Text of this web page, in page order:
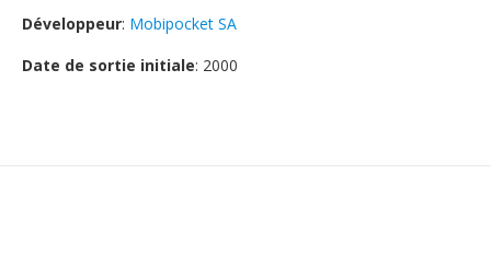
Développeur: Mobipocket SA
Date de sortie initiale: 2000